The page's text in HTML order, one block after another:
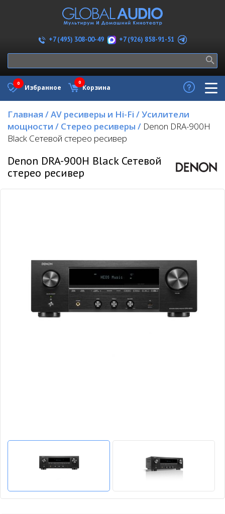
+7 (495) 308-00-49 +7 (926) 858-91-51
Избранное
0
Корзина
0
Главная /AV ресиверы и Hi-Fi /Усилители
мощности / Стерео ресиверы / Denon DRA-900H
Black Сетевой стерео ресивер
Denon DRA-900H Black Сетевой
стерео ресивер